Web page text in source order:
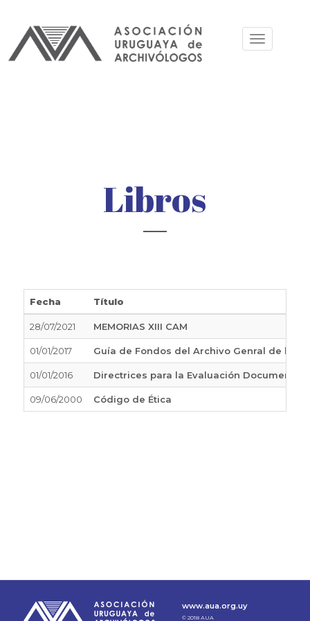
contenido
Toggle
Libros
Fecha Título
28/07/2021 MEMORIAS XIII CAM
01/01/2017 Guía de Fondos del Archivo Genral de la
01/01/2016 Directrices para la Evaluación Documental
09/06/2000 Código de Ética
www.aua.org.uy
© 2018 AUA